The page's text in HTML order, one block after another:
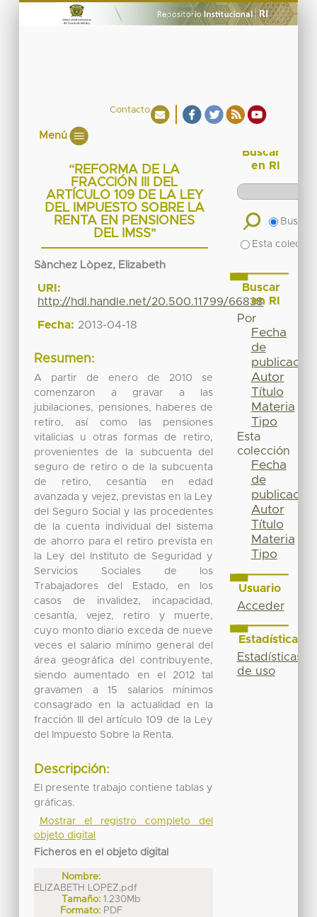
Contacto
Menú
“REFORMA DE LA
FRACCIÓN III DEL
ARTÍCULO 109 DE LA LEY
DEL IMPUESTO SOBRE LA
RENTA EN PENSIONES
DEL IMSS"
Sànchez Lòpez, Elizabeth
URI:
http://hdl.handle.net/20.500.11799/66838
Fecha: 2013-04-18
Resumen:
A partir de enero de 2010 se
comenzaron a gravar a las
jubilaciones, pensiones, haberes de
retiro, así como las pensiones
vitalicias u otras formas de retiro,
provenientes de la subcuenta del
seguro de retiro o de la subcuenta
de retiro, cesantía en edad
avanzada y vejez, previstas en la Ley
del Seguro Social y las procedentes
de la cuenta individual del sistema
de ahorro para el retiro prevista en
la Ley del Instituto de Seguridad y
Servicios Sociales de los
Trabajadores del Estado, en los
casos de invalidez, incapacidad,
cesantía, vejez, retiro y muerte,
cuyo monto diario exceda de nueve
veces el salario mínimo general del
área geográfica del contribuyente,
siendo aumentado en el 2012 tal
gravamen a 15 salarios mínimos
consagrado en la actualidad en la
fracción III del artículo 109 de la Ley
del Impuesto Sobre la Renta.
Descripción:
El presente trabajo contiene tablas y
gráficas.
Mostrar el registro completo del
objeto digital
Ficheros en el objeto digital
Nombre:
ELIZABETH LOPEZ.pdf
Tamaño: 1.230Mb
Formato: PDF
Buscar
en RI
Buscar
Esta
Buscar
en RI
Por
Fecha
de
publicación
Autor
Título
Materia
Tipo
Esta
colección
Fecha
de
publicación
Autor
Título
Materia
Tipo
Usuario
Acceder
Estadísticas
Estadísticas
de uso